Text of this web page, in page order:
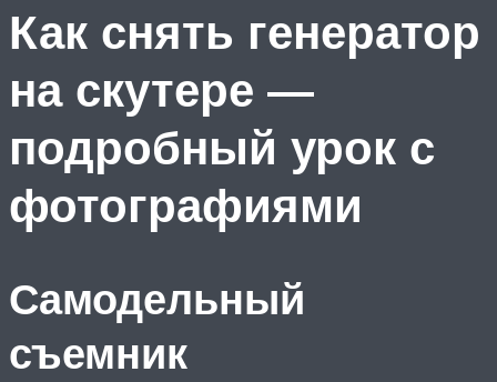
Как снять генератор
на скутере —
подробный урок с
фотографиями
Самодельный
съемник